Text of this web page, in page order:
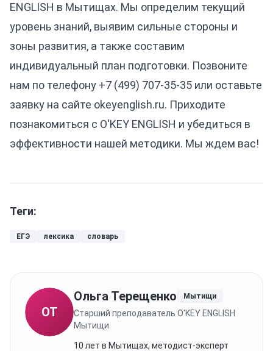
ENGLISH в Мытищах. Мы определим текущий
уровень знаний, выявим сильные стороны и
зоны развития, а также составим
индивидуальный план подготовки. Позвоните
нам по телефону +7 (499) 707-35-35 или оставьте
заявку на сайте okeyenglish.ru. Приходите
познакомиться с O'KEY ENGLISH и убедиться в
эффективности нашей методики. Мы ждем вас!
Теги:
ЕГЭ лексика словарь
ОТ
Ольга Терещенко Мытищи
Старший преподаватель O'KEY ENGLISH
Мытищи
10 лет в Мытищах, методист-эксперт